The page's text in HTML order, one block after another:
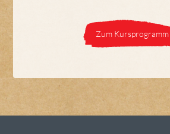
Zum Kursprogramm